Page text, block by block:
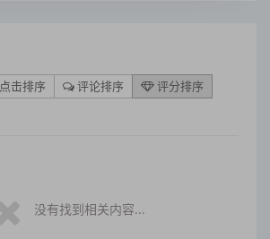
点击排序 评论排序
评分排序
没有找到相关内容...